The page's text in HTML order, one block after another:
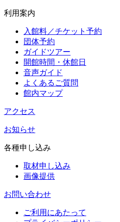
利用案内
入館料／チケット予約
団体予約
ガイドツアー
開館時間・休館日
音声ガイド
よくあるご質問
館内マップ
アクセス
お知らせ
各種申し込み
取材申し込み
画像提供
お問い合わせ
ご利用にあたって